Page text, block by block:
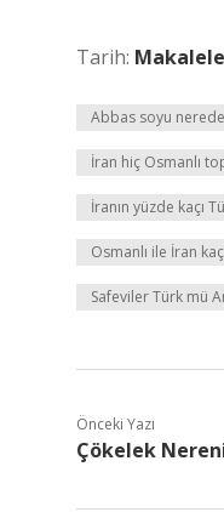
Tarih:
Abbas soyu
İran hiç Osmanlı
İranın yüzde kaçı
Osmanlı ile İran
Safeviler Türk mü
Önceki Yazı
Çökelek